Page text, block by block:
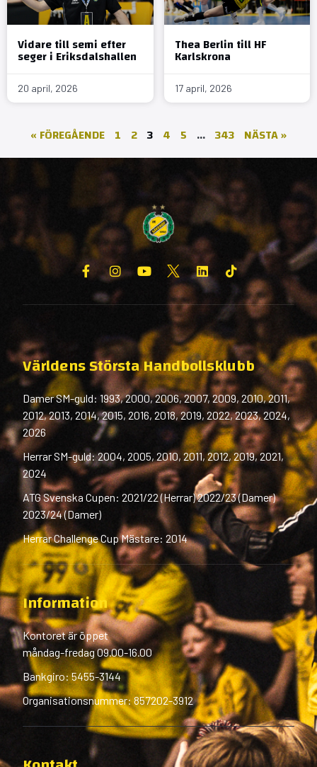
Vidare till semi efter
seger i Eriksdalshallen
20 april, 2026
Thea Berlin till HF
Karlskrona
17 april, 2026
« FÖREGÅENDE 1 2 3 4 5 … 343 NÄSTA »
Världens Största Handbollsklubb
Damer SM-guld: 1993, 2000, 2006, 2007, 2009, 2010, 2011,
2012, 2013, 2014, 2015, 2016, 2018, 2019, 2022, 2023, 2024,
2026
Herrar SM-guld: 2004, 2005, 2010, 2011, 2012, 2019, 2021,
2024
ATG Svenska Cupen: 2021/22 (Herrar) 2022/23 (Damer)
2023/24 (Damer)
Herrar Challenge Cup Mästare: 2014
Information
Kontoret är öppet
måndag-fredag 09.00-16.00
Bankgiro: 5455-3144
Organisationsnummer: 857202-3912